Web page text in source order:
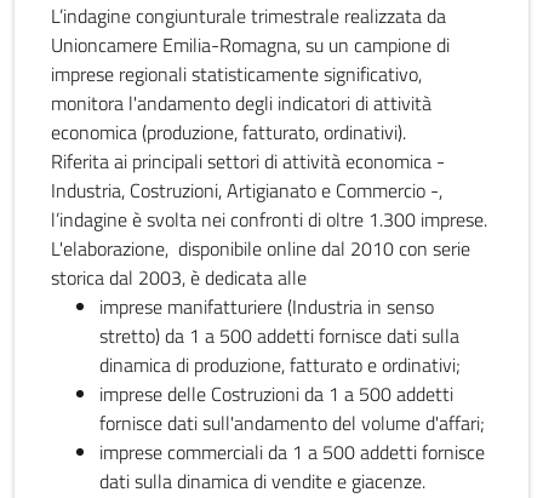
L’indagine congiunturale trimestrale realizzata da
Unioncamere Emilia-Romagna, su un campione di
imprese regionali statisticamente significativo,
monitora l'andamento degli indicatori di attività
economica (produzione, fatturato, ordinativi).
Riferita ai principali settori di attività economica -
Industria, Costruzioni, Artigianato e Commercio -,
l’indagine è svolta nei confronti di oltre 1.300 imprese.
L'elaborazione, disponibile online dal 2010 con serie
storica dal 2003, è dedicata alle
imprese manifatturiere (Industria in senso
stretto) da 1 a 500 addetti fornisce dati sulla
dinamica di produzione, fatturato e ordinativi;
imprese delle Costruzioni da 1 a 500 addetti
fornisce dati sull'andamento del volume d'affari;
imprese commerciali da 1 a 500 addetti fornisce
dati sulla dinamica di vendite e giacenze.